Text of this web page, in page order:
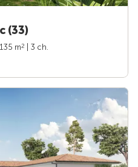
(33)
m2
| 3 ch.